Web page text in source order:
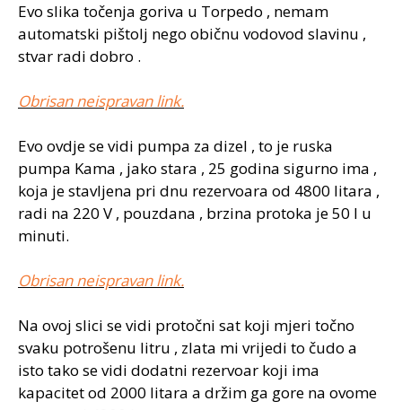
a
Evo slika točenja goriva u Torpedo , nemam
automatski pištolj nego običnu vodovod slavinu ,
stvar radi dobro .
Obrisan neispravan link.
Evo ovdje se vidi pumpa za dizel , to je ruska
pumpa Kama , jako stara , 25 godina sigurno ima ,
koja je stavljena pri dnu rezervoara od 4800 litara ,
radi na 220 V , pouzdana , brzina protoka je 50 l u
minuti.
Obrisan neispravan link.
Na ovoj slici se vidi protočni sat koji mjeri točno
svaku potrošenu litru , zlata mi vrijedi to čudo a
isto tako se vidi dodatni rezervoar koji ima
kapacitet od 2000 litara a držim ga gore na ovome